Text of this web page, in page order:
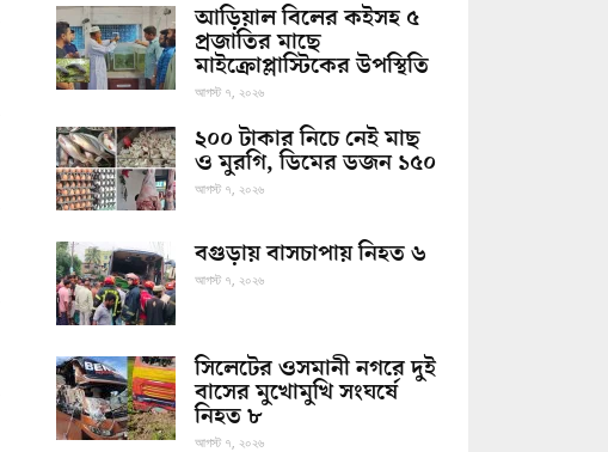
আড়িয়াল বিলের কইসহ ৫
প্রজাতির মাছে
মাইক্রোপ্লাস্টিকের উপস্থিতি
আগস্ট ৭, ২০২৬
২০০ টাকার নিচে নেই মাছ
ও মুরগি, ডিমের ডজন ১৫০
আগস্ট ৭, ২০২৬
বগুড়ায় বাসচাপায় নিহত ৬
আগস্ট ৭, ২০২৬
সিলেটের ওসমানী নগরে দুই
বাসের মুখোমুখি সংঘর্ষে
নিহত ৮
আগস্ট ৭, ২০২৬